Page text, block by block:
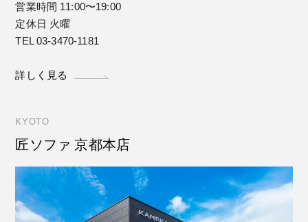
営業時間 11:00〜19:00
定休日 火曜
TEL 03-3470-1181
詳しく見る
KYOTO
匠ソファ 京都本店